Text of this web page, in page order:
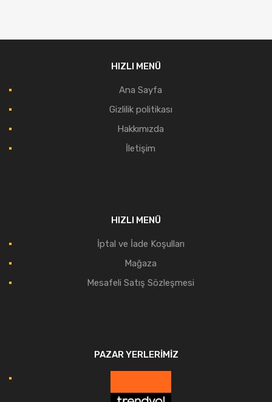
HIZLI MENÜ
Ana Sayfa
Gizlilik politikası
Hakkımızda
İletişim
HIZLI MENÜ
İptal ve İade Koşulları
Mağaza
Mesafeli Satış Sözleşmesi
PAZAR YERLERIMIZ